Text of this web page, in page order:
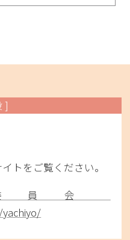
]
トをご覧ください。
員会